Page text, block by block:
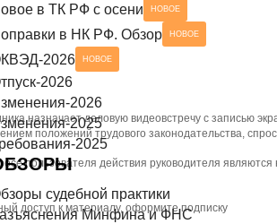
в ТК РФ с осени НОВОЕ
в НК РФ. Обзор НОВОЕ
2026 НОВОЕ
2026
2026
2025
2025
судебной практики
Минфина и ФНС
назначает деловую видеовстречу с записью
положений трудового законодательства,
пользователя действия руководителя
доступ к материалу, оформите подписку